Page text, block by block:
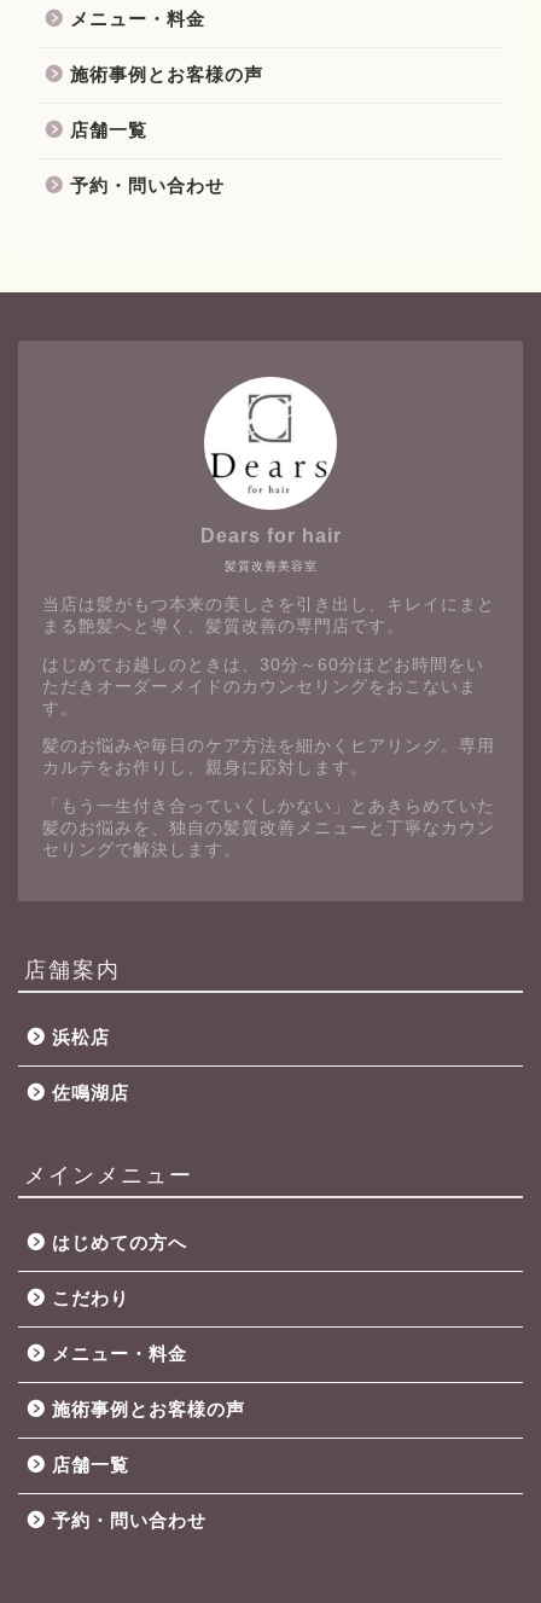
メニュー・料金
施術事例とお客様の声
店舗一覧
予約・問い合わせ
髪質改善美容室
Dears for hair
当店は髪がもつ本来の美しさを引き出し、キレイにまと
まる艶髪へと導く、髪質改善の専門店です。
はじめてお越しのときは、30分～60分ほどお時間をい
ただきオーダーメイドのカウンセリングをおこないま
す。
髪のお悩みや毎日のケア方法を細かくヒアリング。専用
カルテをお作りし、親身に応対します。
「もう一生付き合っていくしかない」とあきらめていた
髪のお悩みを、独自の髪質改善メニューと丁寧なカウン
セリングで解決します。
店舗案内
浜松店
佐鳴湖店
メインメニュー
はじめての方へ
こだわり
メニュー・料金
施術事例とお客様の声
店舗一覧
予約・問い合わせ